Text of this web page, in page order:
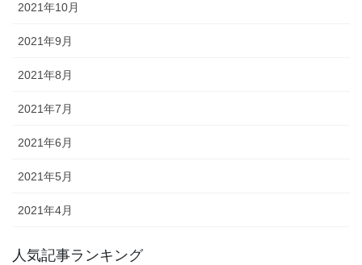
2021年10月
2021年9月
2021年8月
2021年7月
2021年6月
2021年5月
2021年4月
人気記事ランキング